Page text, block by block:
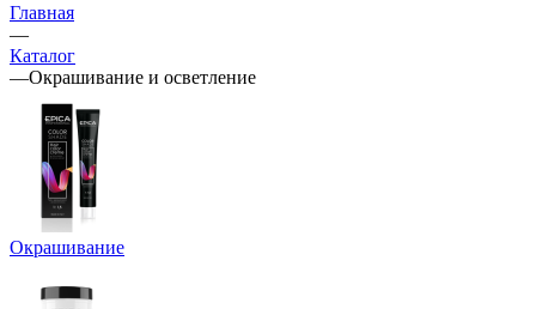
Главная
—
Каталог
—Окрашивание и осветление
Окрашивание